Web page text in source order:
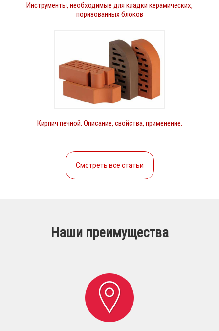
Инструменты, необходимые для кладки керамических,
поризованных блоков
Кирпич печной. Описание, свойства, применение.
Смотреть все статьи
Наши преимущества